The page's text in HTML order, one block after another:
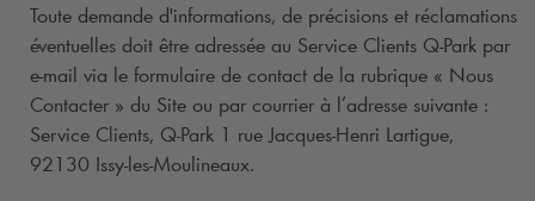
Toute demande d'informations, de précisions et réclamations
éventuelles doit être adressée au Service Clients Q-Park par
e-mail via le formulaire de contact de la rubrique « Nous
Contacter » du Site ou par courrier à l’adresse suivante :
Service Clients, Q-Park 1 rue Jacques-Henri Lartigue,
92130 Issy-les-Moulineaux.